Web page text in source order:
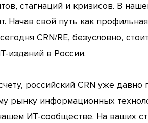
стагнаций и кризисов. В
Начав свой путь как
CRN/RE, безусловно,
изданий в России.
российский CRN уже давно
рынку информационных
ИТ-сообществе. На ваших